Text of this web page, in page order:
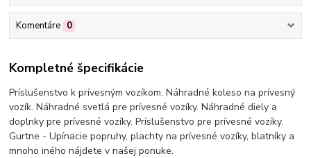
Komentáre 0
Kompletné špecifikácie
Príslušenstvo k prívesným vozíkom. Náhradné koleso na prívesný
vozík. Náhradné svetlá pre prívesné vozíky. Náhradné diely a
doplnky pre prívesné vozíky. Príslušenstvo pre prívesné vozíky.
Gurtne - Upínacie popruhy, plachty na prívesné vozíky, blatníky a
mnoho iného nájdete v našej ponuke.